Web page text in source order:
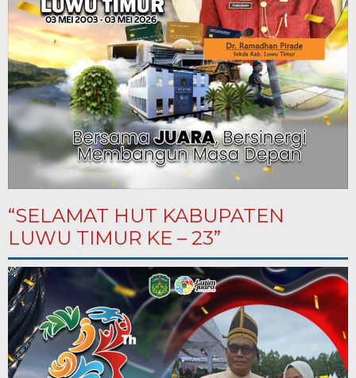
“SELAMAT HUT KABUPATEN
LUWU TIMUR KE – 23”